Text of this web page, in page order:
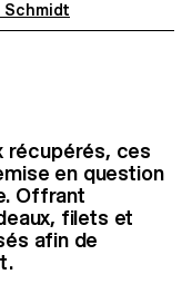
Schmidt
récupérés, ces
en question
Offrant
filets et
afin de